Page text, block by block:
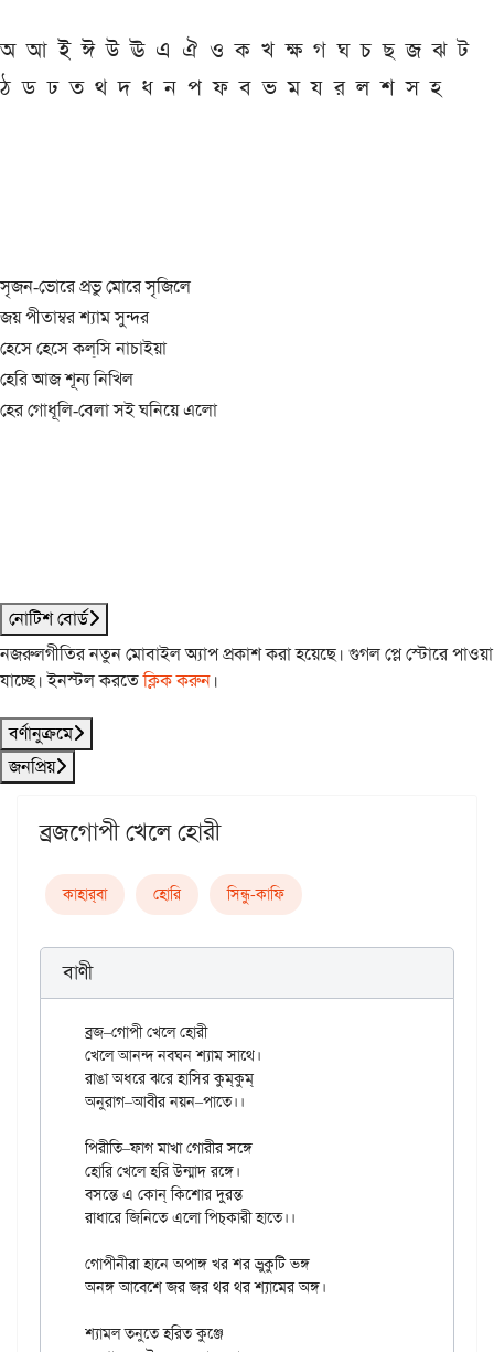
অ আ ই ঈ উ ঊ এ ঐ ও ক খ ক্ষ গ ঘ চ ছ জ ঝ ট
ঠ ড ঢ ত থ দ ধ ন প ফ ব ভ ম য র ল শ স হ
সৃজন-ভোরে প্রভু মোরে সৃজিলে
জয় পীতাম্বর শ্যাম সুন্দর
হেসে হেসে কল্‌সি নাচাইয়া
হেরি আজ শূন্য নিখিল
হের গোধূলি-বেলা সই ঘনিয়ে এলো
নোটিশ বোর্ড
নজরুলগীতির নতুন মোবাইল অ্যাপ প্রকাশ করা হয়েছে। গুগল প্লে স্টোরে পাওয়া
যাচ্ছে। ইনস্টল করতেক্লিক করুন।
বর্ণানুক্রমে
জনপ্রিয়
ব্রজগোপী খেলে হোরী
কাহার্‌বা হোরি সিন্ধু-কাফি
বাণী
ব্রজ–গোপী খেলে হোরী
খেলে আনন্দ নবঘন শ্যাম সাথে।
রাঙা অধরে ঝরে হাসির কুম্‌কুম্‌
অনুরাগ–আবীর নয়ন–পাতে।।
পিরীতি–ফাগ মাখা গোরীর সঙ্গে
হোরি খেলে হরি উন্মাদ রঙ্গে।
বসন্তে এ কোন্ কিশোর দুরন্ত
রাধারে জিনিতে এলো পিচ্‌কারী হাতে।।
গোপীনীরা হানে অপাঙ্গ খর শর ভ্রুকুটি ভঙ্গ
অনঙ্গ আবেশে জর জর থর থর শ্যামের অঙ্গ।
শ্যামল তনুতে হরিত কুঞ্জে